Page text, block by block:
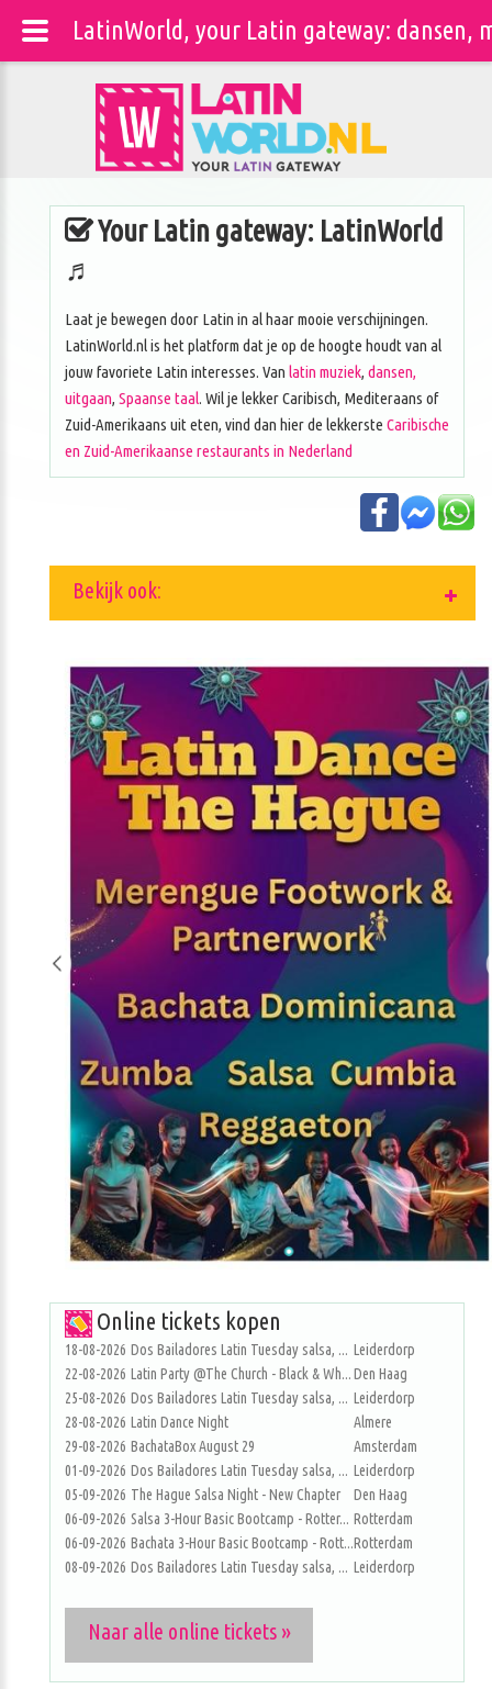
Your Latin gateway: LatinWorld
♬
Laat je bewegen door Latin in al haar mooie verschijningen.
LatinWorld.nl is het platform dat je op de hoogte houdt van al
jouw favoriete Latin interesses. Van latin muziek, dansen,
uitgaan, Spaanse taal. Wil je lekker Caribisch, Mediteraans of
Zuid-Amerikaans uit eten, vind dan hier de lekkerste Caribische
en Zuid-Amerikaanse restaurants in Nederland
Bekijk ook:
Online tickets kopen
18-08-2026 Dos Bailadores Latin Tuesday salsa, ... Leiderdorp
22-08-2026 Latin Party @The Church - Black & Wh...Den Haag
25-08-2026 Dos Bailadores Latin Tuesday salsa, ... Leiderdorp
28-08-2026 Latin Dance Night
Almere
29-08-2026 BachataBox August 29
Amsterdam
01-09-2026 Dos Bailadores Latin Tuesday salsa, ... Leiderdorp
05-09-2026 The Hague Salsa Night - New Chapter
Den Haag
06-09-2026 Salsa 3-Hour Basic Bootcamp - Rotter... Rotterdam
06-09-2026 Bachata 3-Hour Basic Bootcamp - Rott...Rotterdam
08-09-2026 Dos Bailadores Latin Tuesday salsa, ... Leiderdorp
Naar alle online tickets »
LatinWorld, your Latin gateway: dansen,